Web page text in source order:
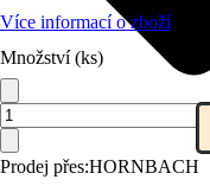
Prodej přes:HORNBACH
Více informací o zboží
Množství (ks)